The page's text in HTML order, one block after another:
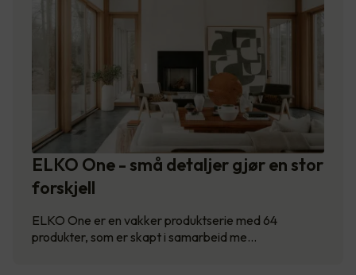
ELKO One - små detaljer gjør en stor
forskjell
ELKO One er en vakker produktserie med 64
produkter, som er skapt i samarbeid me…